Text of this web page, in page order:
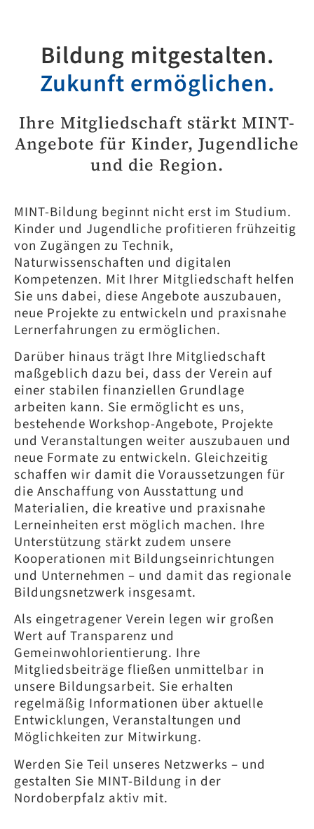
Bildung mitgestalten.
Zukunft ermöglichen.
Ihre Mitgliedschaft stärkt MINT-
Angebote für Kinder, Jugendliche
und die Region.
MINT-Bildung beginnt nicht erst im Studium.
Kinder und Jugendliche profitieren frühzeitig
von Zugängen zu Technik,
Naturwissenschaften und digitalen
Kompetenzen. Mit Ihrer Mitgliedschaft helfen
Sie uns dabei, diese Angebote auszubauen,
neue Projekte zu entwickeln und praxisnahe
Lernerfahrungen zu ermöglichen.
Darüber hinaus trägt Ihre Mitgliedschaft
maßgeblich dazu bei, dass der Verein auf
einer stabilen finanziellen Grundlage
arbeiten kann. Sie ermöglicht es uns,
bestehende Workshop-Angebote, Projekte
und Veranstaltungen weiter auszubauen und
neue Formate zu entwickeln. Gleichzeitig
schaffen wir damit die Voraussetzungen für
die Anschaffung von Ausstattung und
Materialien, die kreative und praxisnahe
Lerneinheiten erst möglich machen. Ihre
Unterstützung stärkt zudem unsere
Kooperationen mit Bildungseinrichtungen
und Unternehmen – und damit das regionale
Bildungsnetzwerk insgesamt.
Als eingetragener Verein legen wir großen
Wert auf Transparenz und
Gemeinwohlorientierung. Ihre
Mitgliedsbeiträge fließen unmittelbar in
unsere Bildungsarbeit. Sie erhalten
regelmäßig Informationen über aktuelle
Entwicklungen, Veranstaltungen und
Möglichkeiten zur Mitwirkung.
Werden Sie Teil unseres Netzwerks – und
gestalten Sie MINT-Bildung in der
Nordoberpfalz aktiv mit.